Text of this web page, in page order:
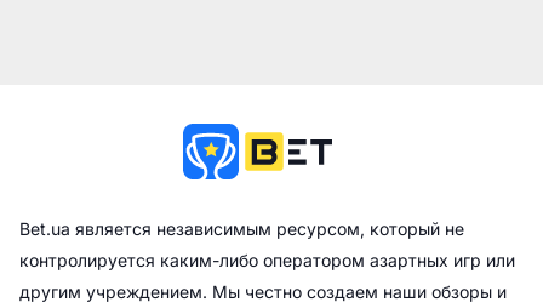
Bet.ua является независимым ресурсом, который не
контролируется каким-либо оператором азартных игр или
другим учреждением. Мы честно создаем наши обзоры и